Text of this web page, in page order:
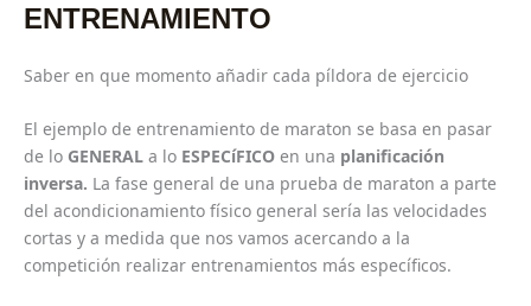
ENTRENAMIENTO
Saber en que momento añadir cada píldora de ejercicio
El ejemplo de entrenamiento de maraton se basa en pasar
de lo GENERAL a lo ESPECíFICO en una planificación
inversa. La fase general de una prueba de maraton a parte
del acondicionamiento físico general sería las velocidades
cortas y a medida que nos vamos acercando a la
competición realizar entrenamientos más específicos.